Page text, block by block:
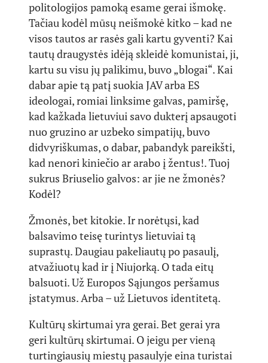
politologijos pamoką esame gerai išmokę.
Tačiau kodėl mūsų neišmokė kitko – kad ne
visos tautos ar rasės gali kartu gyventi? Kai
tautų draugystės idėją skleidė komunistai, ji,
kartu su visu jų palikimu, buvo „blogai“. Kai
dabar apie tą patį suokia JAV arba ES
ideologai, romiai linksime galvas, pamiršę,
kad kažkada lietuviui savo dukterį apsaugoti
nuo gruzino ar uzbeko simpatijų, buvo
didvyriškumas, o dabar, pabandyk pareikšti,
kad nenori kiniečio ar arabo į žentus!. Tuoj
sukrus Briuselio galvos: ar jie ne žmonės?
Kodėl?
Žmonės, bet kitokie. Ir norėtųsi, kad
balsavimo teisę turintys lietuviai tą
suprastų. Daugiau pakeliautų po pasaulį,
atvažiuotų kad ir į Niujorką. O tada eitų
balsuoti. Už Europos Sąjungos peršamus
įstatymus. Arba – už Lietuvos identitetą.
Kultūrų skirtumai yra gerai. Bet gerai yra
geri kultūrų skirtumai. O jeigu per vieną
turtingiausių miestų pasaulyje eina turistai